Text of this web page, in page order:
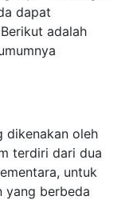
dapat
adalah
dikenakan oleh
terdiri dari dua
untuk
yang berbeda